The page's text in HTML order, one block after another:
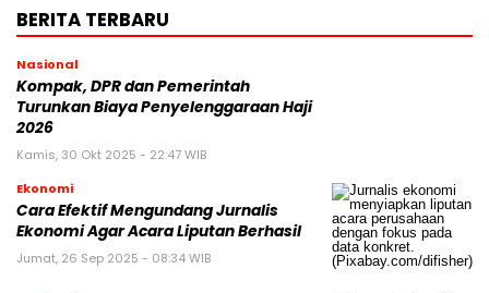
BERITA TERBARU
Nasional
Kompak, DPR dan Pemerintah
Turunkan Biaya Penyelenggaraan Haji
2026
Kamis, 30 Okt 2025 - 22:47 WIB
Ekonomi
Cara Efektif Mengundang Jurnalis
Ekonomi Agar Acara Liputan Berhasil
Jumat, 26 Sep 2025 - 08:34 WIB